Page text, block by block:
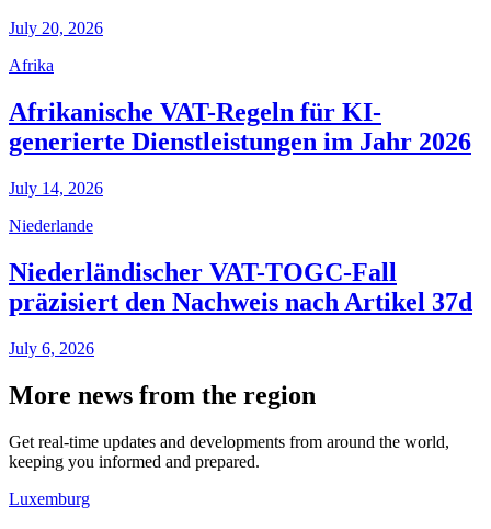
July 20, 2026
Afrika
Afrikanische VAT-Regeln für KI-
generierte Dienstleistungen im Jahr 2026
July 14, 2026
Niederlande
Niederländischer VAT-TOGC-Fall
präzisiert den Nachweis nach Artikel 37d
July 6, 2026
More news from the region
Get real-time updates and developments from around the world,
keeping you informed and prepared.
Luxemburg